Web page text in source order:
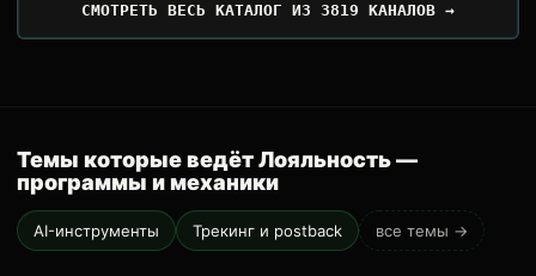
СМОТРЕТЬ ВЕСЬ КАТАЛОГ ИЗ 3819 КАНАЛОВ →
Темы которые ведёт Лояльность —
программы и механики
AI-инструменты Трекинг и postback все темы →